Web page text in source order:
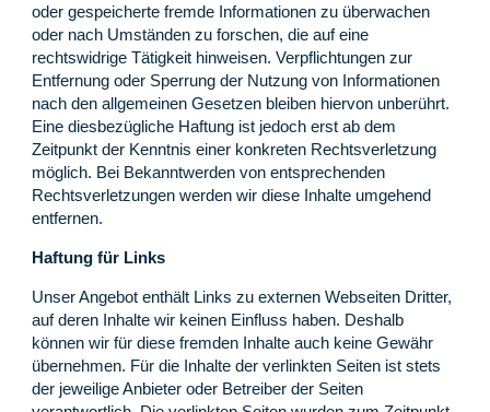
oder gespeicherte fremde Informationen zu überwachen
oder nach Umständen zu forschen, die auf eine
rechtswidrige Tätigkeit hinweisen. Verpflichtungen zur
Entfernung oder Sperrung der Nutzung von Informationen
nach den allgemeinen Gesetzen bleiben hiervon unberührt.
Eine diesbezügliche Haftung ist jedoch erst ab dem
Zeitpunkt der Kenntnis einer konkreten Rechtsverletzung
möglich. Bei Bekanntwerden von entsprechenden
Rechtsverletzungen werden wir diese Inhalte umgehend
entfernen.
Haftung für Links
Unser Angebot enthält Links zu externen Webseiten Dritter,
auf deren Inhalte wir keinen Einfluss haben. Deshalb
können wir für diese fremden Inhalte auch keine Gewähr
übernehmen. Für die Inhalte der verlinkten Seiten ist stets
der jeweilige Anbieter oder Betreiber der Seiten